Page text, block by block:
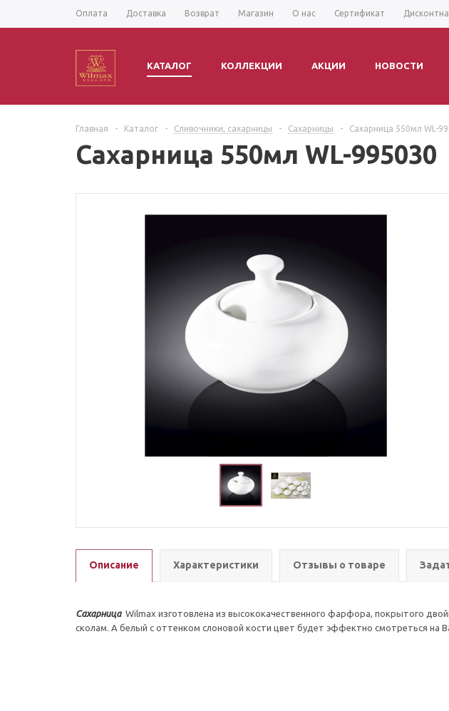
Оплата Доставка Возврат Магазин О нас Сертификат
КАТАЛОГ КОЛЛЕКЦИИ АКЦИИ НОВОСТИ
Главная - Каталог - Сливочники, сахарницы - Сахарницы - Сахарница 550мл WL-
Сахарница 550мл WL-995030
Описание Характеристики Отзывы о товаре
Сахарница Wilmax изготовлена из высококачественного фарфора, покрытого
сколам. А белый с оттенком слоновой кости цвет будет эффектно смотреться на